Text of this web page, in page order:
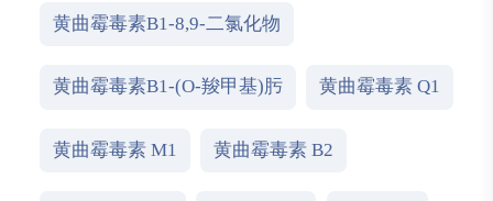
黄曲霉毒素B1-8,9-二氯化物
黄曲霉毒素B1-(O-羧甲基)肟 黄曲霉毒素 Q1
黄曲霉毒素 M1 黄曲霉毒素 B2